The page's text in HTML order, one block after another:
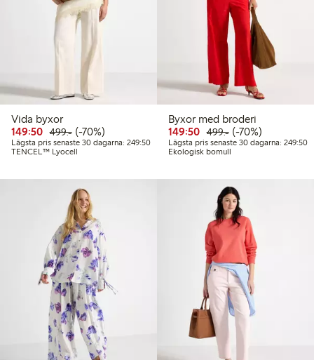
Vida byxor
149:50 Rabatterat pris: 149,50 kr
499:-Ordinarie pris: 499,00 kr
70% rabatt
(-70%)
Lägsta pris senaste 30 dagarna: 249:50Lägsta pris senaste 30 dagarna: 249,50 kr
TENCEL™ Lyocell
Byxor med broderi
149:50 Rabatterat pris: 149,50
499:-Ordinarie pris:
70% rabatt
(-70%)
Lägsta pris senaste 30 dagarna: 249:50
Ekologisk bomull